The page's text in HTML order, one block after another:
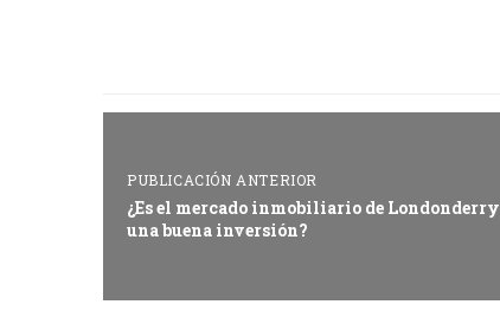
PUBLICACIÓN ANTERIOR
¿Es el mercado inmobiliario de Londonderry
una buena inversión?